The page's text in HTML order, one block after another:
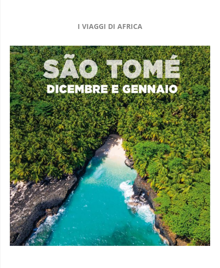
I VIAGGI DI AFRICA